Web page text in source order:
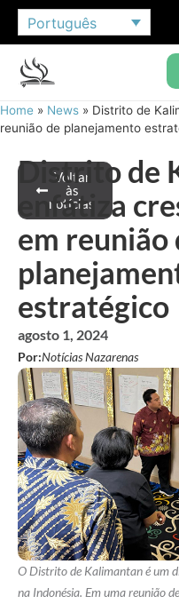
Português
Home » News » Distrito de
reunião de planejamento
Voltar
às
notícias
Distrito de
enfatiza
em reunião
estratégico
agosto 1, 2024
Por:Notícias Nazarenas
O Distrito de Kalimantan é um
na Indonésia. Em uma reunião